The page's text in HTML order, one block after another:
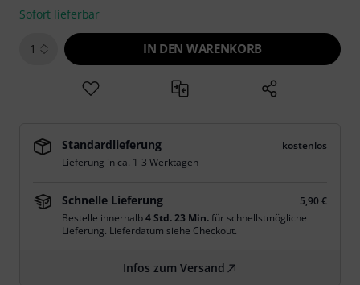
Sofort lieferbar
1 IN DEN WARENKORB
Standardlieferung
kostenlos
Lieferung in ca. 1-3 Werktagen
Schnelle Lieferung
5,90 €
Bestelle innerhalb4 Std. 23 Min.für schnellstmögliche
Lieferung. Lieferdatum siehe Checkout.
Infos zum Versand